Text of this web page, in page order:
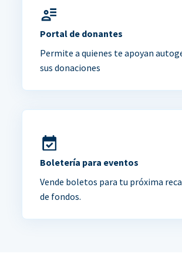
Portal de donantes
Permite a quienes te apoyan
sus donaciones
Boletería para eventos
Vende boletos para tu próxima
de fondos.